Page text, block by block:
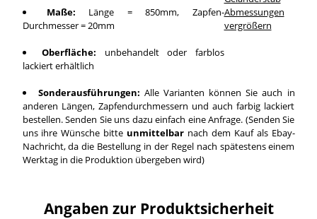
Maße: Länge = 850mm, Zapfen-
Durchmesser = 20mm
Oberfläche: unbehandelt oder farblos
lackiert erhältlich
vergrößern
Sonderausführungen: Alle Varianten können Sie auch in
anderen Längen, Zapfendurchmessern und auch farbig lackiert
bestellen. Senden Sie uns dazu einfach eine Anfrage. (Senden Sie
uns ihre Wünsche bitte unmittelbar nach dem Kauf als Ebay-
Nachricht, da die Bestellung in der Regel nach spätestens einem
Werktag in die Produktion übergeben wird)
Angaben zur Produktsicherheit